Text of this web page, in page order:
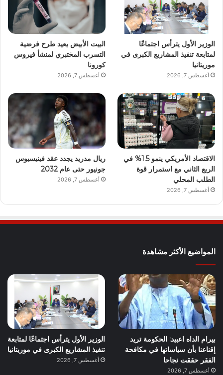
الوزير الأول يترأس اجتماعًا
لمتابعة تنفيذ المشاريع الكبرى في
موريتانيا
أغسطس 7, 2026
البيت الأبيض يعيد طرح فرضية
التسرب المختبري لمنشأ فيروس
كورونا
أغسطس 7, 2026
الاقتصاد الأمريكي ينمو 1.5% في
الربع الثاني مع استمرار قوة
الطلب المحلي
أغسطس 7, 2026
ريال مدريد يجدد عقد فينيسيوس
جونيور حتى عام 2032
أغسطس 7, 2026
المواضيع الأكثر مشاهدة
بيرام الداه اعبيد: الحكومة تريد
إقناعنا بأن سياساتها في مكافحة
الفقر حققت نجاحا
أغسطس 7, 2026
الوزير الأول يترأس اجتماعًا لمتابعة
تنفيذ المشاريع الكبرى في موريتانيا
أغسطس 7, 2026